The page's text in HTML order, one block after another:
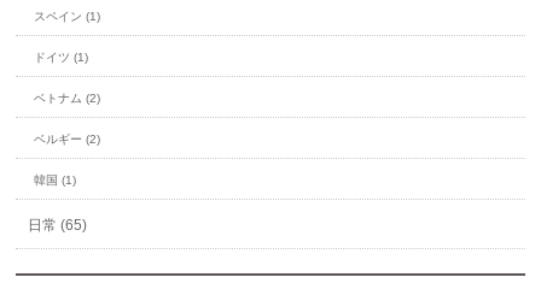
スペイン (1)
ドイツ (1)
ベトナム (2)
ベルギー (2)
韓国 (1)
日常 (65)